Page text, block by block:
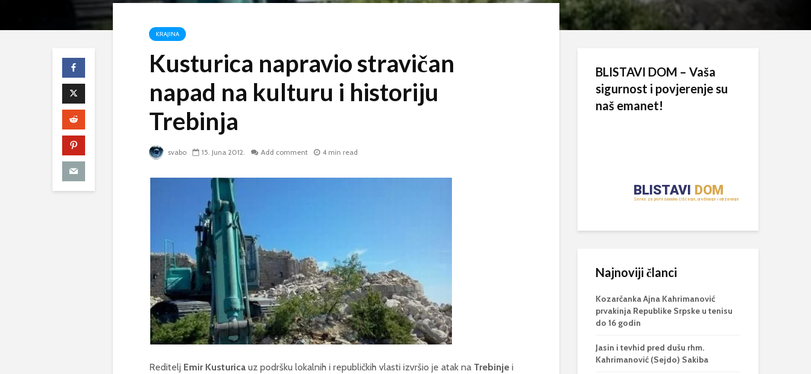
KRAJINA
Kusturica napravio stravičan
napad na kulturu i historiju
Trebinja
svabo 15. Juna 2012. Add comment 4 min read
Reditelj Emir Kusturica uz podršku lokalnih i republičkih vlasti izvršio je atak na Trebinje i
BLISTAVI DOM – Vaša
sigurnost i povjerenje su
naš emanet!
Najnoviji članci
Kozarčanka Ajna Kahrimanović
prvakinja Republike Srpske u tenisu
do 16 godin
Jasin i tevhid pred dušu rhm.
Kahrimanović (Sejdo) Sakiba